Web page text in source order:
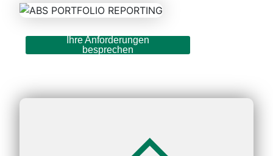
Ihre Anforderungen
besprechen